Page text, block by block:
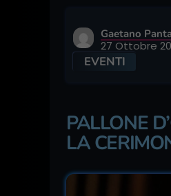
Gaetano
27 Ottobre
EVENTI
PALLONE
LA